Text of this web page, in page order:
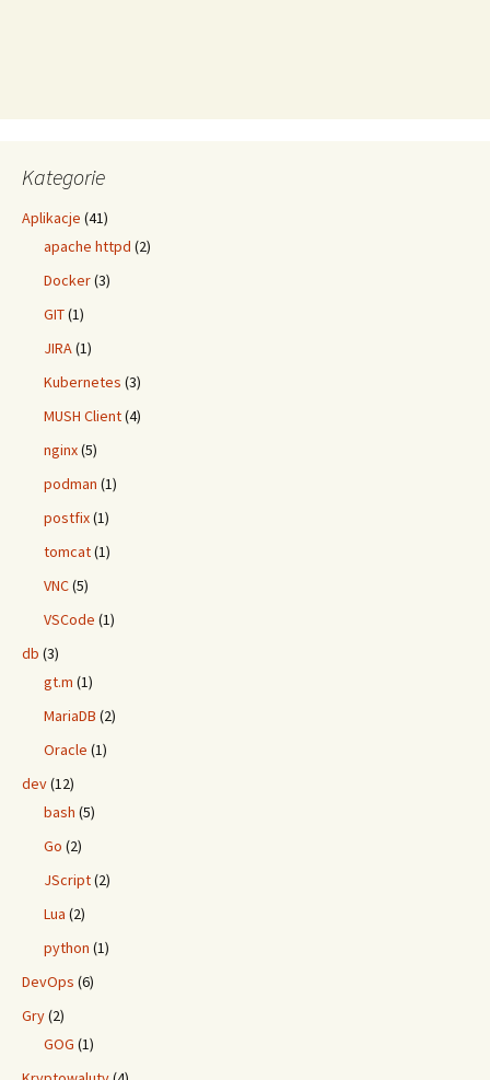
Kategorie
Aplikacje (41)
apache httpd (2)
Docker(3)
GIT(1)
JIRA(1)
Kubernetes (3)
MUSH Client(4)
nginx(5)
podman (1)
postfix(1)
tomcat(1)
VNC(5)
VSCode (1)
db (3)
gt.m (1)
MariaDB (2)
Oracle (1)
dev(12)
bash (5)
Go (2)
JScript(2)
Lua (2)
python (1)
DevOps (6)
Gry(2)
GOG (1)